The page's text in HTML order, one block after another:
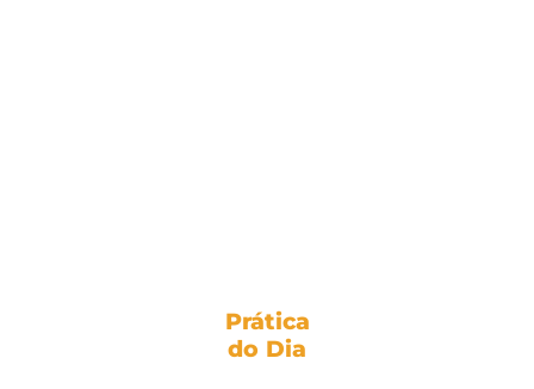
Prática
do Dia